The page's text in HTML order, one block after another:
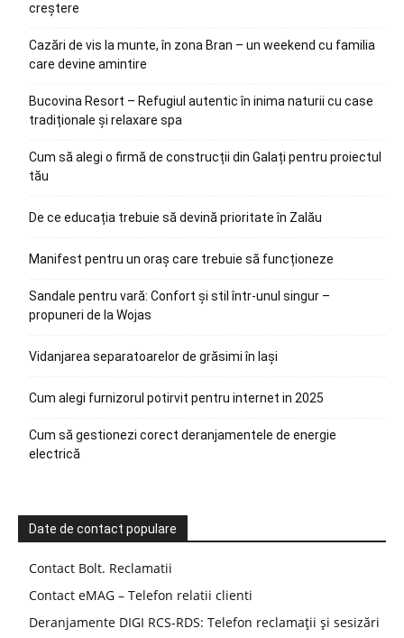
creștere
Cazări de vis la munte, în zona Bran – un weekend cu familia
care devine amintire
Bucovina Resort – Refugiul autentic în inima naturii cu case
tradiționale și relaxare spa
Cum să alegi o firmă de construcții din Galați pentru proiectul
tău
De ce educația trebuie să devină prioritate în Zalău
Manifest pentru un oraș care trebuie să funcționeze
Sandale pentru vară: Confort și stil într-unul singur –
propuneri de la Wojas
Vidanjarea separatoarelor de grăsimi în Iași
Cum alegi furnizorul potirvit pentru internet in 2025
Cum să gestionezi corect deranjamentele de energie
electrică
Date de contact populare
Contact Bolt. Reclamatii
Contact eMAG – Telefon relatii clienti
Deranjamente DIGI RCS-RDS: Telefon reclamații și sesizări